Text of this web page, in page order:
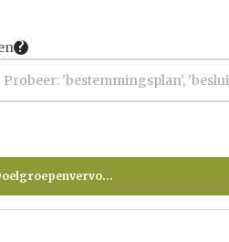
2027-2030